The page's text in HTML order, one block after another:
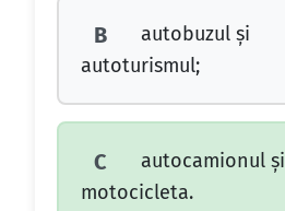
B
autobuzul şi
autoturismul;
C
autocamionul şi
motocicleta.